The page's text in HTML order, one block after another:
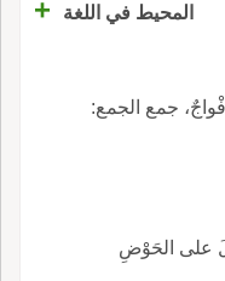
المحيط في اللغة
+
جمع الجمع:
على الحَوْضِ